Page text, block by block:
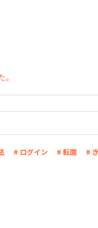
# ログイン # 転園
#